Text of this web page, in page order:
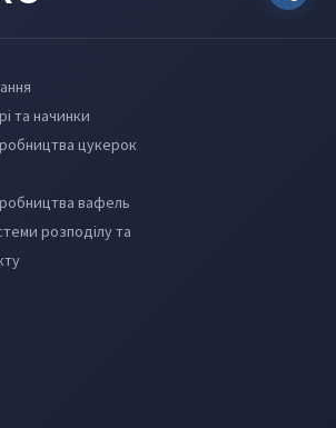
та начинки
цукерок
вафель
розподілу та